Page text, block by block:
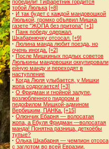
победили! Тифаретник гордится
тобой Люлька [+8]
· И так будет с каждой мандовошкой
Люлькой, громко объявил Мишка
газете "ЖОПА без притопа" [+1]
· Панк победу одержал,
Шкабарнючку отсосал. [+9]
· Люлина манда любит поезда, но
очень иногда. [+2]
· После Мишкиных подлых советов
Люлькины мандовошки оккупировали
ейную манду и переходят в
наступление
· Когда Люля улыбается, у Мишки
жопа содрогается! [+3]
· О Фридман и гнойной залупе,
возлюбленного пидором и
педофилом Мишкой-админом
Вербицким, ПАНКа. [+15]
· Олюнчик Ебарня — волосатая
жопа, а Ебуля Фридман —волосатая
манда! Понятна разница, деткоёбы
тупые?
· Олька Шкабарня — чемпион отсоса
с заглотом во всей Евразии.